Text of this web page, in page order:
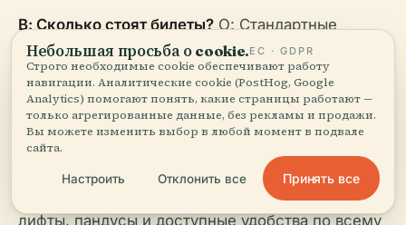
В: Сколько стоят билеты?О: Стандартные
взрослые билеты стоят 21–23 евро; скидки для
студентов/пенсионеров; для лиц до 19 лет
бесплатно; доступны комбинированные билеты
и абонементы.
В: Доступен ли музей для людей с
ограниченными возможностями?О: Да, есть
лифты, пандусы и доступные удобства по всему
Небольшая просьба о cookie.ЕС · GDPR
Строго необходимые cookie обеспечивают работу
навигации. Аналитические cookie (PostHog, Google
Analytics) помогают понять, какие страницы работают —
только агрегированные данные, без рекламы и продажи.
Вы можете изменить выбор в любой момент в подвале
сайта.
Настроить Отклонить все Принять все